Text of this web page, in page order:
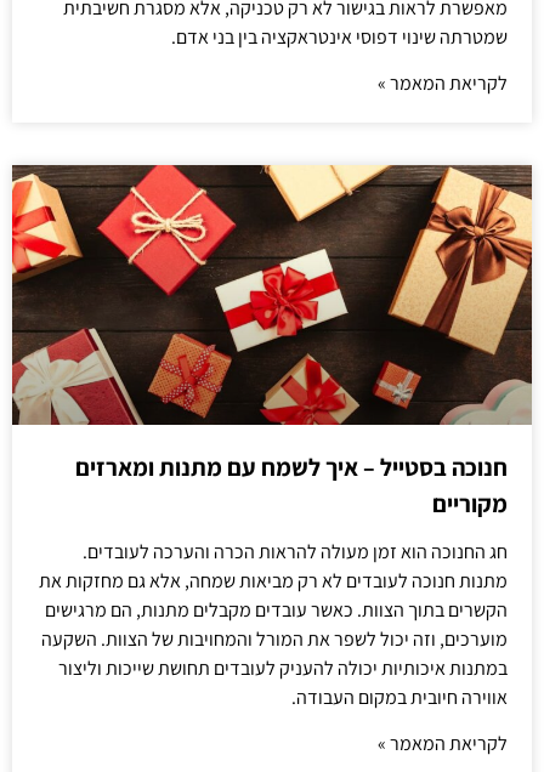
מאפשרת לראות בגישור לא רק טכניקה, אלא מסגרת חשיבתית
שמטרתה שינוי דפוסי אינטראקציה בין בני אדם.
לקריאת המאמר »
חנוכה בסטייל – איך לשמח עם מתנות ומארזים
מקוריים
חג החנוכה הוא זמן מעולה להראות הכרה והערכה לעובדים.
מתנות חנוכה לעובדים לא רק מביאות שמחה, אלא גם מחזקות את
הקשרים בתוך הצוות. כאשר עובדים מקבלים מתנות, הם מרגישים
מוערכים, וזה יכול לשפר את המורל והמחויבות של הצוות. השקעה
במתנות איכותיות יכולה להעניק לעובדים תחושת שייכות וליצור
אווירה חיובית במקום העבודה.
לקריאת המאמר »